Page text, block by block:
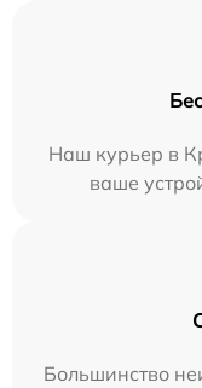
Наш курьер в
ваше
Большинство